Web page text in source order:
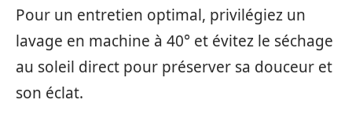
Pour un entretien optimal, privilégiez un
lavage en machine à 40° et évitez le séchage
au soleil direct pour préserver sa douceur et
son éclat.